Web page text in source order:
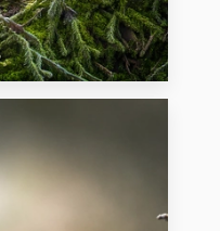
26